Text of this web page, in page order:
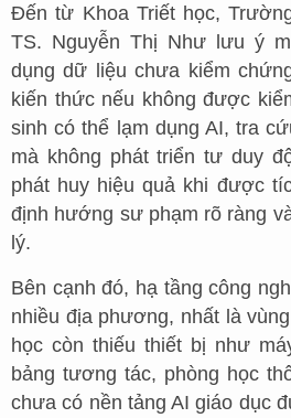
Đến từ Khoa Triết học,
TS. Nguyễn Thị Như lưu ý
dụng dữ liệu chưa kiểm
kiến thức nếu không được
sinh có thể lạm dụng AI, tra
mà không phát triển tư duy
phát huy hiệu quả khi được
định hướng sư phạm rõ ràng
lý.
Bên cạnh đó, hạ tầng công
nhiều địa phương, nhất là
học còn thiếu thiết bị như
bảng tương tác, phòng học
chưa có nền tảng AI giáo dục